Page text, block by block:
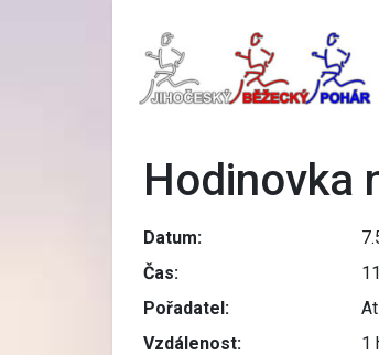
Hodinovka
Datum:
Čas:
Pořadatel:
Vzdálenost:
1